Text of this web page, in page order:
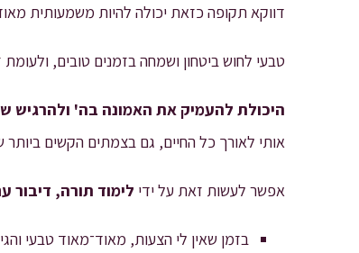
דווקא תקופה כזאת יכולה להיות משמעותית
טבעי לחוש ביטחון ושמחה בזמנים טובים,
היכולת להעמיק את האמונה בה' ולהרגיש
אותי לאורך כל החיים, גם בצמתים הקשים ביותר
אפשר לעשות זאת על ידי לימוד תורה, דיבור
בזמן שאין לי הצעות, מאוד־מאוד טבעי